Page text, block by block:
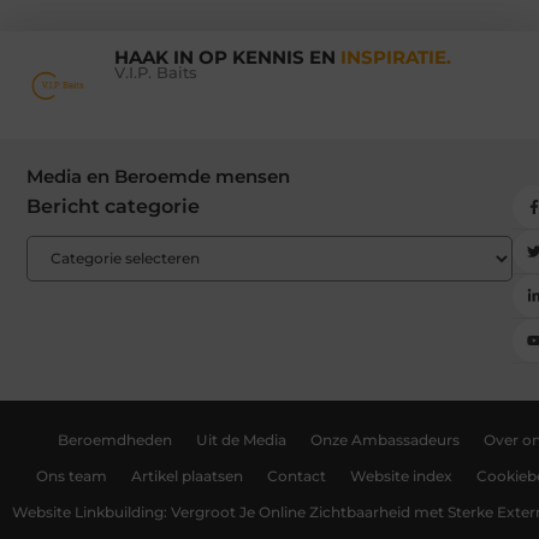
HAAK IN OP KENNIS EN INSPIRATIE.
V.I.P. Baits
Media en Beroemde mensen
Bericht categorie
Beroemdheden Uit de Media Onze Ambassadeurs Over
Ons team Artikel plaatsen Contact Website index
Website Linkbuilding: Vergroot Je Online Zichtbaarheid met Sterke